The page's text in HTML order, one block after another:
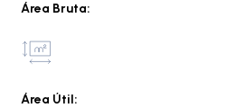
Área Bruta:
Área Útil: